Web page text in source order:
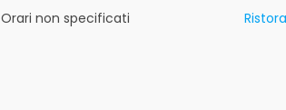
Orari non specificati